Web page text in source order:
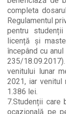
completa
Regulamentul
pentru
licență și
începând cu
235/
venitului lunar
2021, iar
1.386 lei.
7.Studenții care
ocazională pe